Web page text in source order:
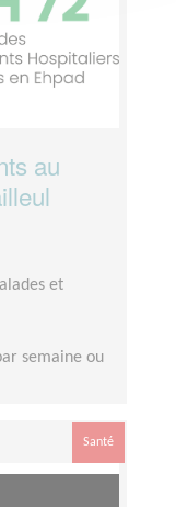
au
et
semaine ou
Santé